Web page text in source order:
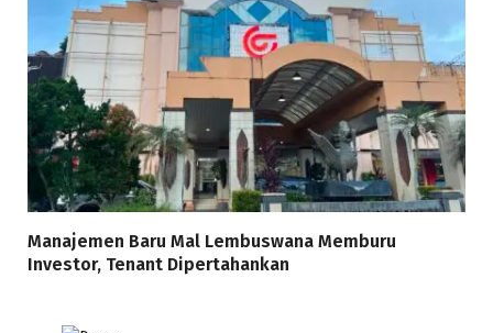
Manajemen Baru Mal Lembuswana Memburu
Investor, Tenant Dipertahankan